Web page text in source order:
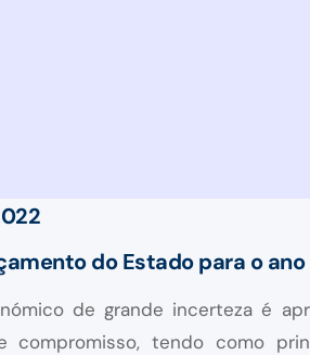
do Estado para o
de grande incerteza é
compromisso, tendo como